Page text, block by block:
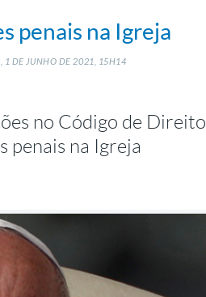
penais na Igreja
1 DEJUNHO DE2021, 15H14
no Código de Direito
penais na Igreja